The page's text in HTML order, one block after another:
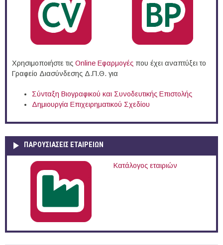
Χρησιμοποιήστε τις Online Eφαρμογές που έχει αναπτύξει το
Γραφείο Διασύνδεσης Δ.Π.Θ. για
Σύνταξη Βιογραφικού και Συνοδευτικής Επιστολής
Δημιουργία Επιχειρηματικού Σχεδίου
ΠΑΡΟΥΣΙΆΣΕΙΣ ΕΤΑΙΡΕΙΏΝ
Κατάλογος εταιριών